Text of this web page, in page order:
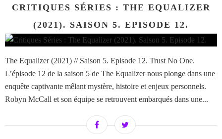
CRITIQUES SÉRIES : THE EQUALIZER
(2021). SAISON 5. EPISODE 12.
The Equalizer (2021) // Saison 5. Episode 12. Trust No One.
L’épisode 12 de la saison 5 de The Equalizer nous plonge dans une
enquête captivante mêlant mystère, histoire et enjeux personnels.
Robyn McCall et son équipe se retrouvent embarqués dans une...